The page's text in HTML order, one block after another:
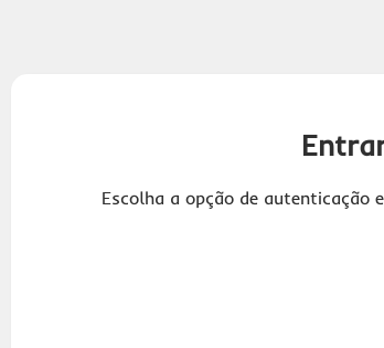
Escolha a opção de autenticação